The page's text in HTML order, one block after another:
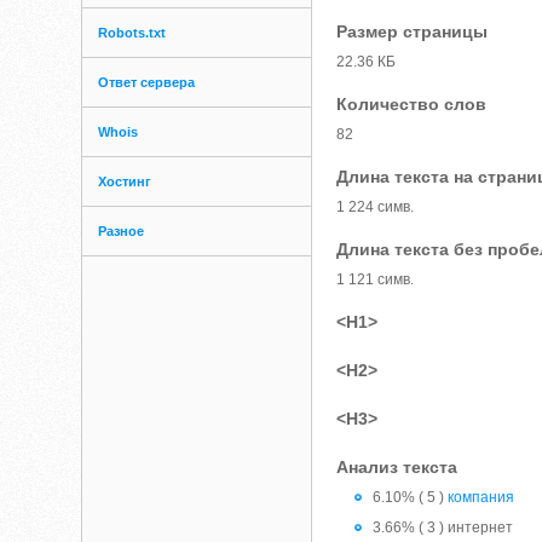
Robots.txt
Ответ сервера
Whois
Хостинг
Разное
Размер страницы
22.36 КБ
Количество слов
82
Длина текста на
1 224 симв.
Длина текста без
1 121 симв.
<H1>
<H2>
<H3>
Анализ текста
6.10% ( 5 )компания
3.66% ( 3 ) интернет